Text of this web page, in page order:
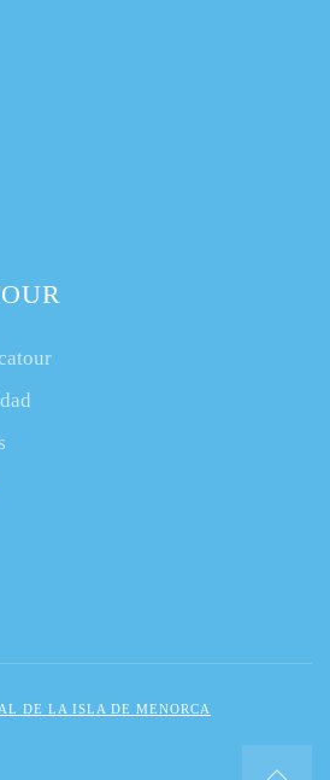
DE LA ISLA DE MENORCA